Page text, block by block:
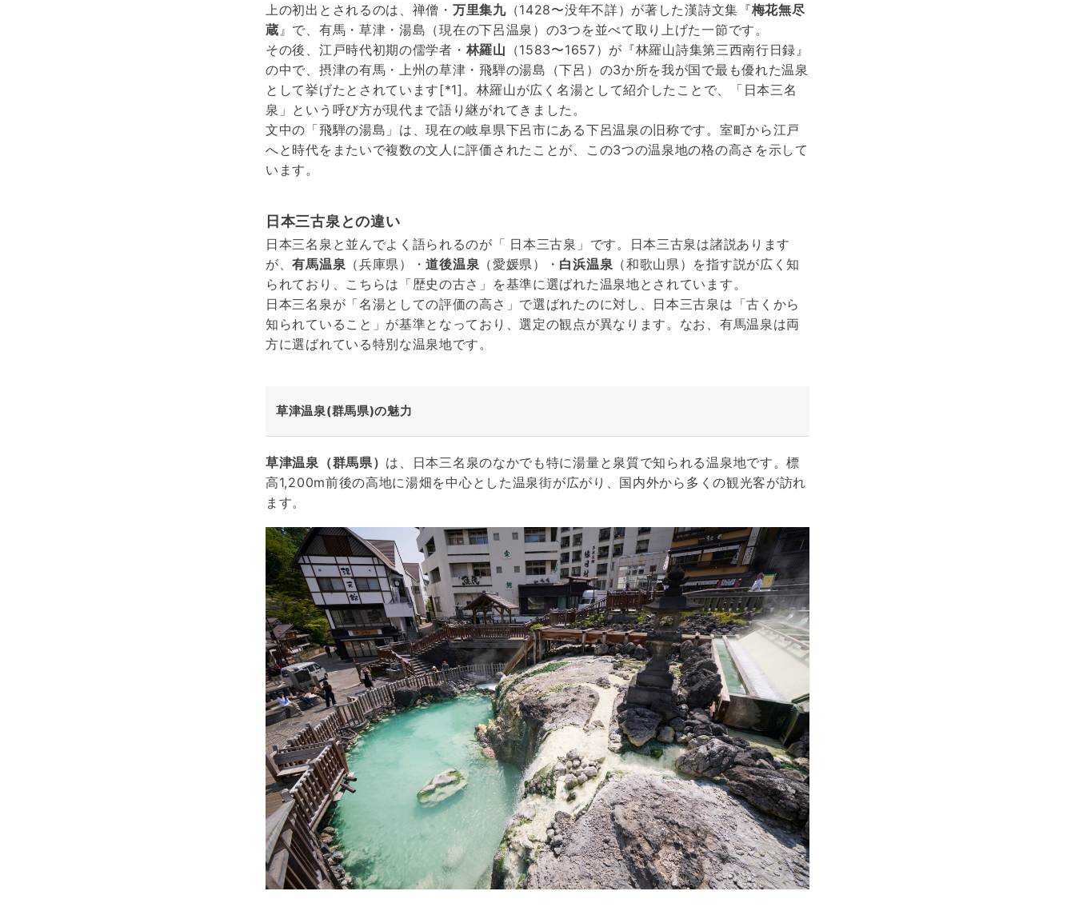
上の初出とされるのは、禅僧・ 万里集九（1428〜没年不詳）が著した漢詩文集『梅花無尽
蔵 』で、有馬・草津・湯島（現在の下呂温泉）の3つを並べて取り上げた一節です。
その後、江戸時代初期の儒学者・ 林羅山 （1583〜1657）が『林羅山詩集第三西南行日録』
の中で、摂津の有馬・上州の草津・飛騨の湯島（下呂）の3か所を我が国で最も優れた温泉
として挙げたとされています[*1]。林羅山が広く名湯として紹介したことで、「日本三名
泉」という呼び方が現代まで語り継がれてきました。
文中の「飛騨の湯島」は、現在の岐阜県下呂市にある下呂温泉の旧称です。室町から江戸
へと時代をまたいで複数の文人に評価されたことが、この3つの温泉地の格の高さを示して
います。
日本三古泉との違い
日本三名泉と並んでよく語られるのが「 日本三古泉」です。日本三古泉は諸説あります
が、有馬温泉 （兵庫県）・道後温泉 （愛媛県）・ 白浜温泉 （和歌山県）を指す説が広く知
られており、こちらは「歴史の古さ」を基準に選ばれた温泉地とされています。
日本三名泉が「名湯としての評価の高さ」で選ばれたのに対し、日本三古泉は「古くから
知られていること」が基準となっており、選定の観点が異なります。なお、有馬温泉は両
方に選ばれている特別な温泉地です。
草津温泉(群馬県)の魅力
草津温泉（群馬県） は、日本三名泉のなかでも特に湯量と泉質で知られる温泉地です。標
高1,200m前後の高地に湯畑を中心とした温泉街が広がり、国内外から多くの観光客が訪れ
ます。